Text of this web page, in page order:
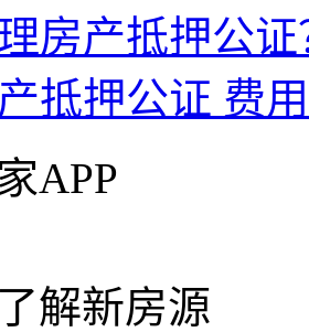
房产抵押公证
抵押公证 费
APP
解新房源